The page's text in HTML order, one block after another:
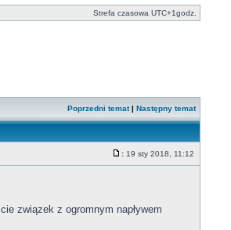
Strefa czasowa UTC+1godz.
Poprzedni temat| Następny temat
: 19 sty 2018, 11:12
związek z ogromnym napływem